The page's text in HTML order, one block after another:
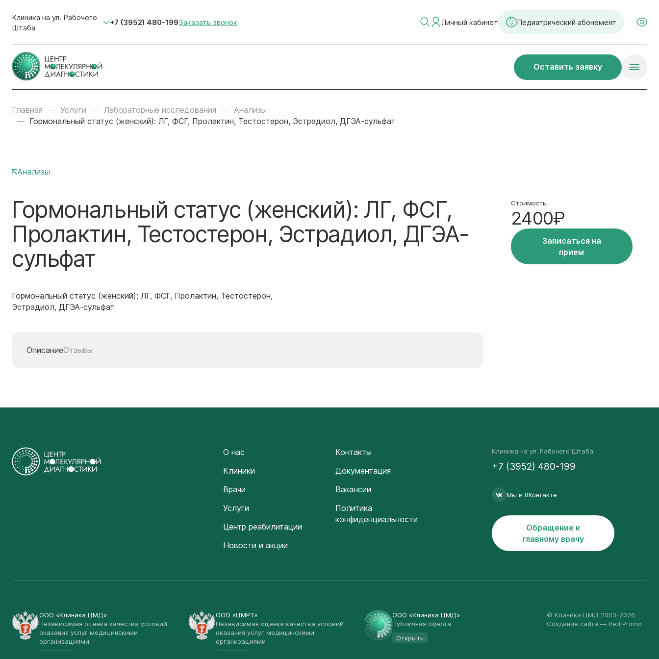
Клиника на ул. Рабочего
Штаба
+7 (3952) 480-199Заказать звонок Личный кабинет Педиатрический абонемент
Оставить заявку
Главная Услуги Лабораторные исследования
Анализы
Гормональный статус (женский): ЛГ, ФСГ, Пролактин, Тестостерон, Эстрадиол, ДГЭА-сульфат
Анализы
Гормональный статус (женский): ЛГ, ФСГ,
Пролактин, Тестостерон, Эстрадиол, ДГЭА-
сульфат
Гормональный статус (женский): ЛГ, ФСГ, Пролактин, Тестостерон,
Эстрадиол, ДГЭА-сульфат
ОписаниеОтзывы
Стоимость
2400₽
Записаться на
прием
О нас
Клиники
Врачи
Услуги
Центр реабилитации
Новости и акции
Контакты
Документация
Вакансии
Политика
конфиденциальности
Клиника на ул. Рабочего Штаба
+7 (3952) 480-199
Мы в ВКонтакте
Обращение к
главному врачу
ООО «Клиника ЦМД»
Независимая оценка качества условий
оказания услуг медицинскими
организациями
ООО «ЦМРТ»
Независимая оценка качества условий
оказания услуг медицинскими
организациями
ООО «Клиника ЦМД»
Публичная оферта
Открыть
© Клиника ЦМД 2003-2026
Создание сайта — Red Promo